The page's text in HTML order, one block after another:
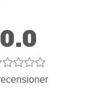
0.0